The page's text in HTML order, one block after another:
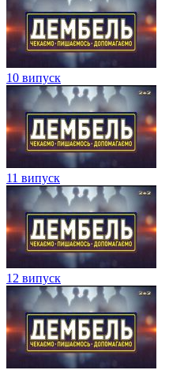
10 випуск
11 випуск
12 випуск